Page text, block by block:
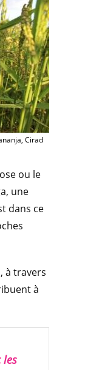
Cirad
ou le
une
dans ce
à travers
à
les